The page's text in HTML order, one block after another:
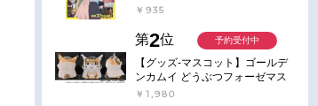
￥935
第2位
【グッズ-マスコット】ゴールデ
ンカムイ どうぶつフォーゼマス
コット 4.尾形百之助【再販】
￥1,980
予約受付中